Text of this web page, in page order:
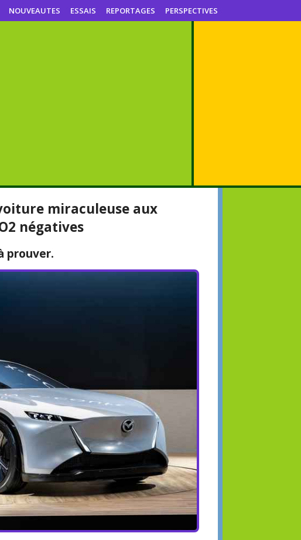
NOUVEAUTES ESSAIS REPORTAGES PERSPECTIVES
miraculeuse aux
négatives
prouver.